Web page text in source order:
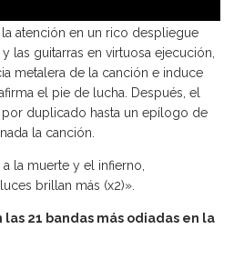
atención en un rico despliegue
las guitarras en virtuosa ejecución,
metalera de la canción e induce
el pie de lucha. Después, el
duplicado hasta un epílogo de
la canción.
la muerte y el infierno,
brillan más (x2)».
21 bandas más odiadas en la